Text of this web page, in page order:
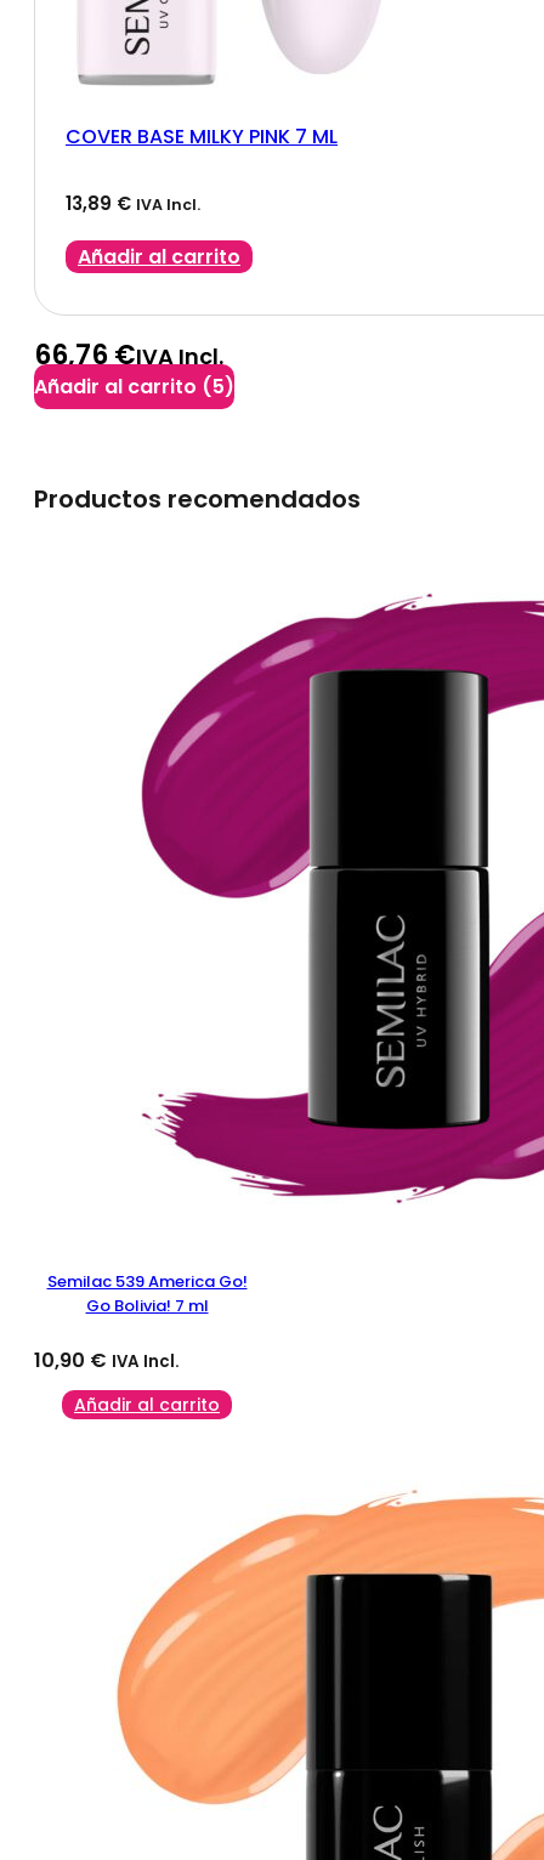
COVER BASE MILKY PINK 7 ML
13,89 € IVA Incl.
Añadir al carrito
66,76 €IVA Incl.
Añadir al carrito (5)
Productos recomendados
Semilac 539 America Go!
Go Bolivia! 7 ml
10,90 € IVA Incl.
Añadir al carrito